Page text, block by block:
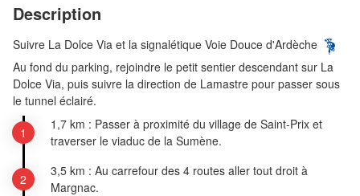
Description
Suivre La Dolce Via et la signalétique Voie Douce d'Ardèche
Au fond du parking, rejoindre le petit sentier descendant sur La
Dolce Via, puis suivre la direction de Lamastre pour passer sous
le tunnel éclairé.
1,7 km : Passer à proximité du village de Saint-Prix et
traverser le viaduc de la Sumène.
3,5 km : Au carrefour des 4 routes aller tout droit à
Margnac.